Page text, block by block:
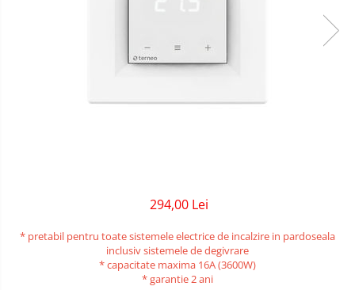
294,00 Lei
* pretabil pentru toate sistemele electrice de incalzire in pardoseala
inclusiv sistemele de degivrare
* capacitate maxima 16A (3600W)
* garantie 2 ani